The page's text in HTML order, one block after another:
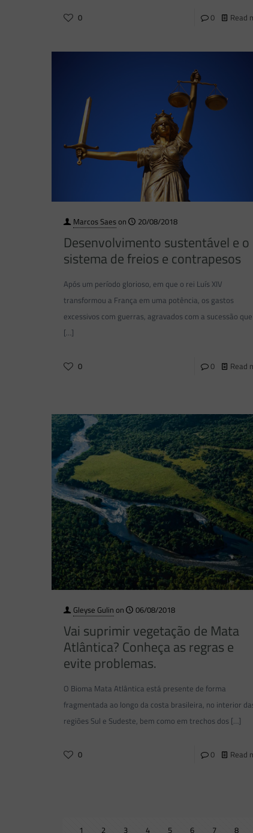
0 0 Read
Marcos Saeson 20/08/2018
Desenvolvimento sustentável e o
sistema de freios e contrapesos
Após um período glorioso, em que o rei Luís XIV
transformou a França em uma potência, os gastos
excessivos com guerras, agravados com a sucessão que
[…]
0 0 Read
Gleyse Gulin on 06/08/2018
Vai suprimir vegetação de Mata
Atlântica? Conheça as regras e
evite problemas.
O Bioma Mata Atlântica está presente de forma
fragmentada ao longo da costa brasileira, no interior
regiões Sul e Sudeste, bem como em trechos dos […]
0 0 Read
1 2 3 4 5 6 7 8